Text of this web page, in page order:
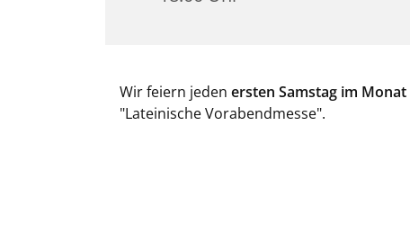
Wir feiern jeden ersten Samstag im Monat
"Lateinische Vorabendmesse".